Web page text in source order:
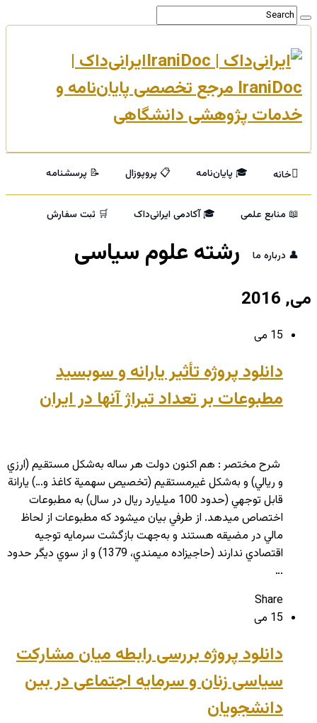
ایرانی‌داک |
IraniDoc مرجع تخصصی پایان‌نامه و
خدمات پژوهشی دانشگاهی
خانه 🎓 پایان‌نامه 📋 پروپوزال 📝 پرسشنامه
📖 منابع علمی 🎓 آکادمی ایرانی‌داک 🛒 ثبت سفارش
👤 درباره ما رشته علوم سیاسی
می, 2016
15 می
دانلود پروژه تأثير یارانه و سوبسید
مطبوعات بر تعداد تيراژ آنها در ايران
شرح مختصر : هم اکنون دولت هر ساله به‌شكل مستقيم (ارزي
و ريالي) و به‌شكل غيرمستقيم (تخصيص سهمية كاغذ و…) يارانة
قابل توجهي (حدود 100 ميليارد ريال در سال) به مطبوعات
اختصاص مي‏دهد. از طرفي بيان مي‏شود كه مطبوعات از لحاظ
مالي در مضيقه هستند و به‌جهت بازگشت سرمايه توجيه
اقتصادي ندارند (حاجي‏زاده ميمندي، 1379) و از سوي ديگر حدود
…
Share
15 می
دانلود پروژه بررسی رابطه میان مشارکت
سیاسی زنان و سرمایه اجتماعی در بین
دانشجویان